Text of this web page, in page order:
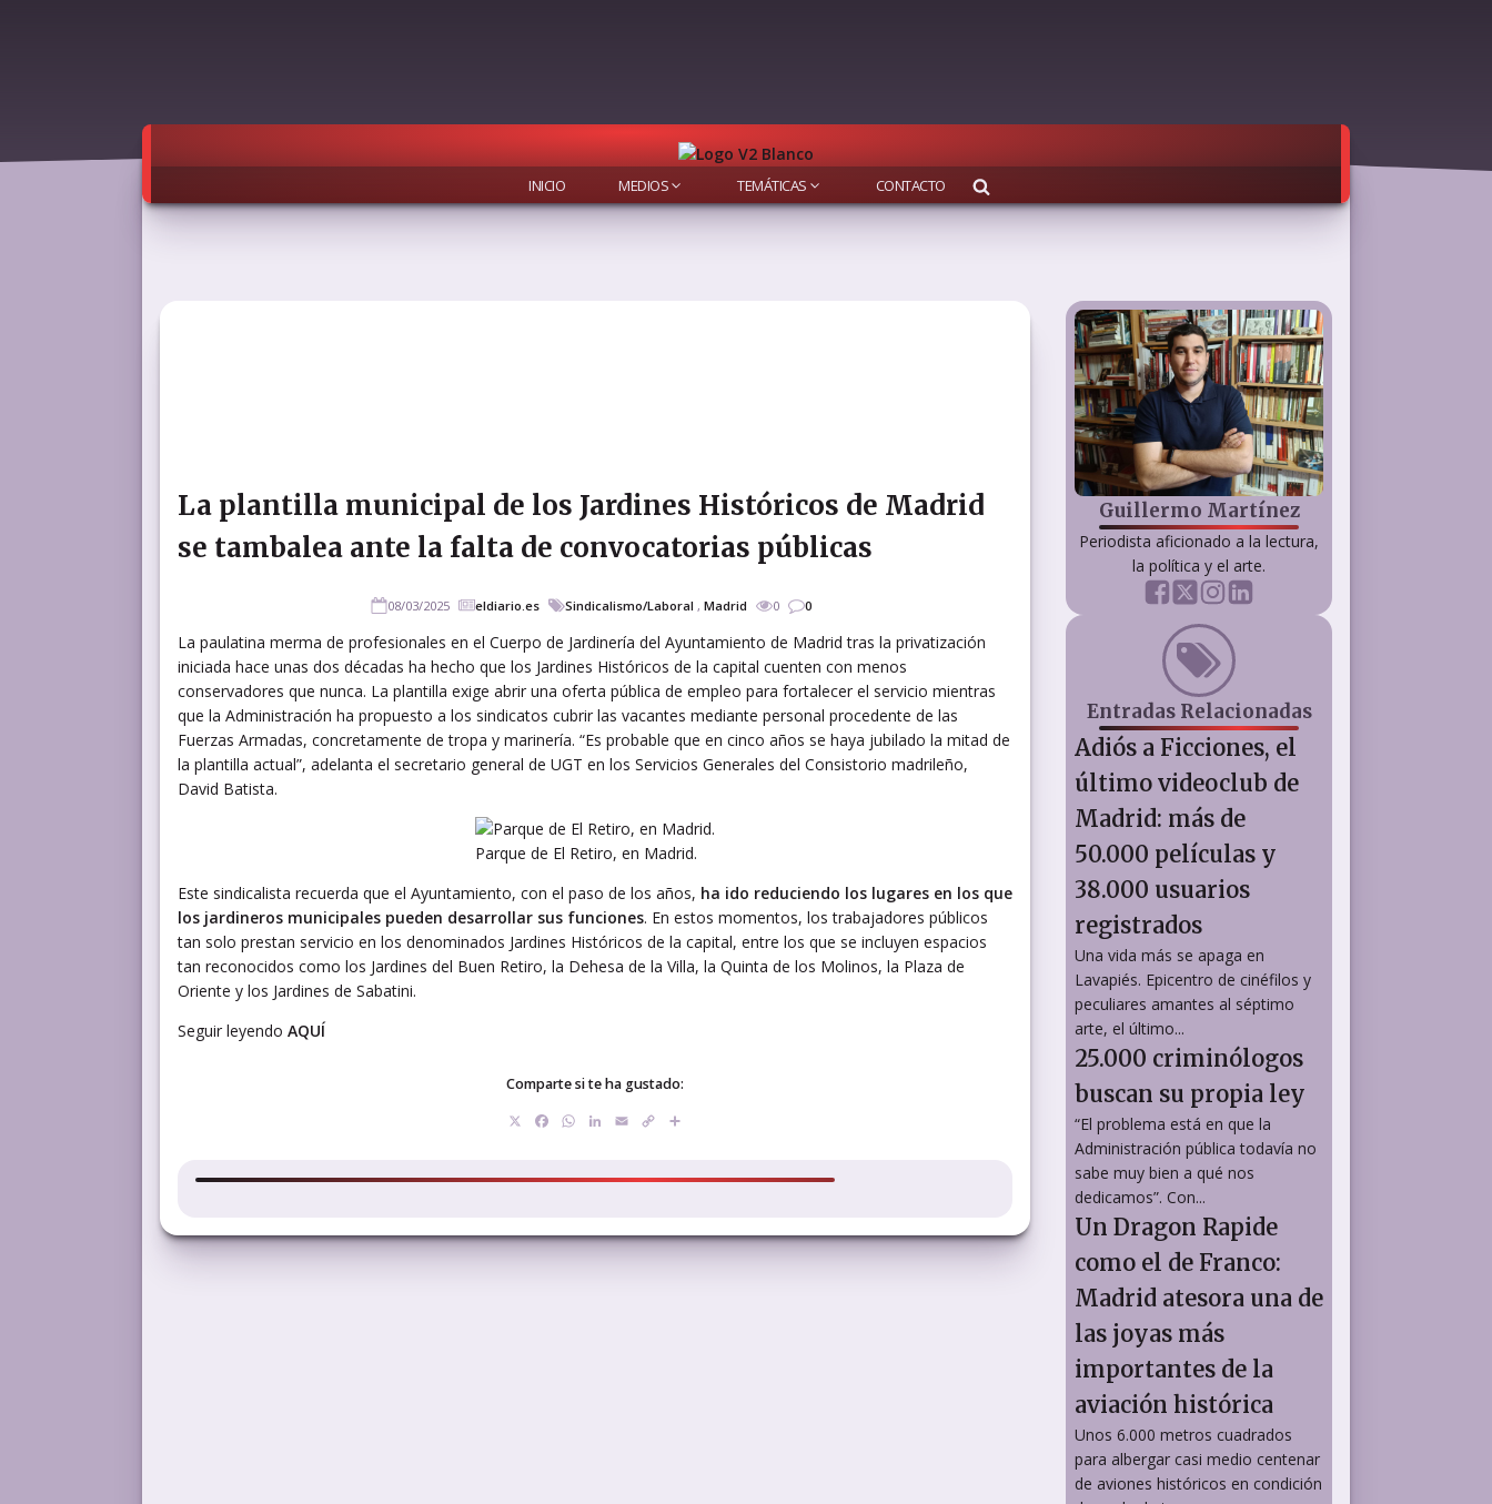
INICIO MEDIOS TEMÁTICAS CONTACTO
La plantilla municipal de los Jardines Históricos de Madrid
se tambalea ante la falta de convocatorias públicas
08/03/2025 eldiario.es Sindicalismo/Laboral , Madrid 0 0
La paulatina merma de profesionales en el Cuerpo de Jardinería del Ayuntamiento de Madrid tras la privatización
iniciada hace unas dos décadas ha hecho que los Jardines Históricos de la capital cuenten con menos
conservadores que nunca. La plantilla exige abrir una oferta pública de empleo para fortalecer el servicio mientras
que la Administración ha propuesto a los sindicatos cubrir las vacantes mediante personal procedente de las
Fuerzas Armadas, concretamente de tropa y marinería. “Es probable que en cinco años se haya jubilado la mitad de
la plantilla actual”, adelanta el secretario general de UGT en los Servicios Generales del Consistorio madrileño,
David Batista.
Parque de El Retiro, en Madrid.
Este sindicalista recuerda que el Ayuntamiento, con el paso de los años, ha ido reduciendo los lugares en los que
los jardineros municipales pueden desarrollar sus funciones. En estos momentos, los trabajadores públicos
tan solo prestan servicio en los denominados Jardines Históricos de la capital, entre los que se incluyen espacios
tan reconocidos como los Jardines del Buen Retiro, la Dehesa de la Villa, la Quinta de los Molinos, la Plaza de
Oriente y los Jardines de Sabatini.
Seguir leyendo AQUÍ
Comparte si te ha gustado:
Facebook
WhatsApp
LinkedIn
EmailCopy
Guillermo Martínez
Periodista aficionado a la lectura,
la política y el arte.
Entradas Relacionadas
Adiós a Ficciones, el
último videoclub de
Madrid: más de
50.000 películas y
38.000 usuarios
registrados
Una vida más se apaga en
Lavapiés. Epicentro de cinéfilos y
peculiares amantes al séptimo
arte, el último...
25.000 criminólogos
buscan su propia ley
“El problema está en que la
Administración pública todavía no
sabe muy bien a qué nos
dedicamos”. Con...
Un Dragon Rapide
como el de Franco:
Madrid atesora una de
las joyas más
importantes de la
aviación histórica
Unos 6.000 metros cuadrados
para albergar casi medio centenar
de aviones históricos en condición